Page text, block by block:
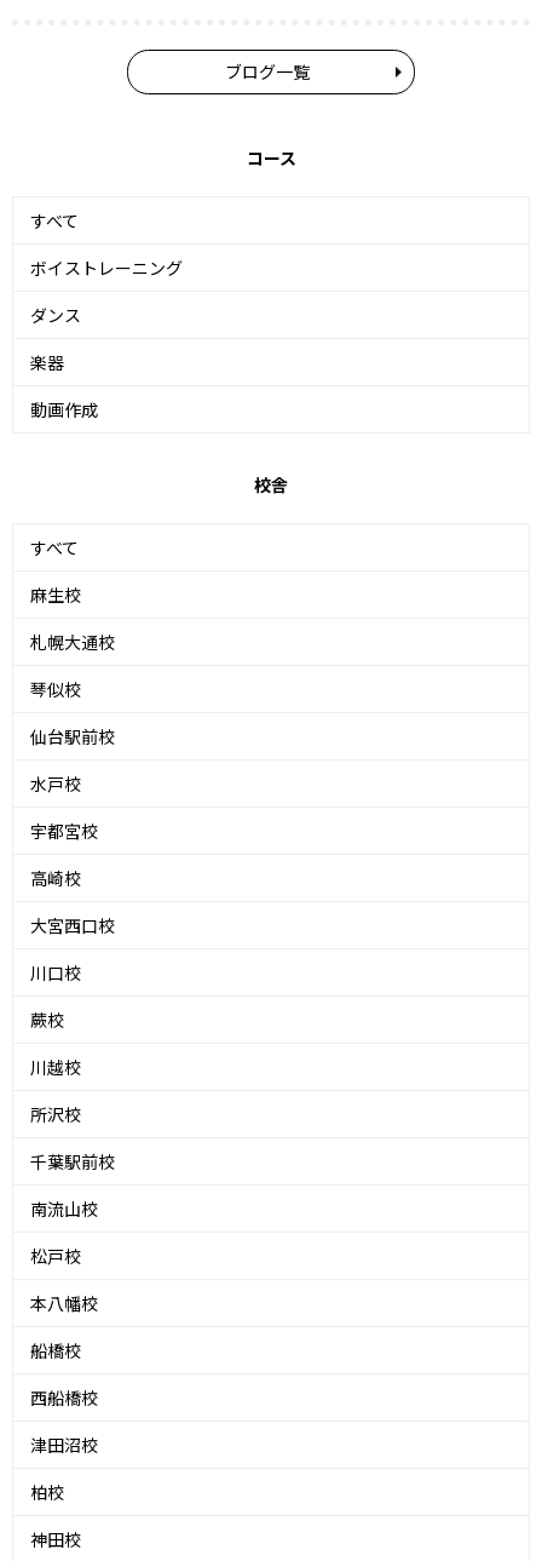
ブログ一覧
コース
すべて
ボイストレーニング
ダンス
楽器
動画作成
校舎
すべて
麻生校
札幌大通校
琴似校
仙台駅前校
水戸校
宇都宮校
高崎校
大宮西口校
川口校
蕨校
川越校
所沢校
千葉駅前校
南流山校
松戸校
本八幡校
船橋校
西船橋校
津田沼校
柏校
神田校